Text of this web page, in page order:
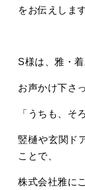
をお伝えします
S様は、雅・
お声かけ下さ
「うちも、そ
竪樋や玄関ド
ことで、
株式会社雅に